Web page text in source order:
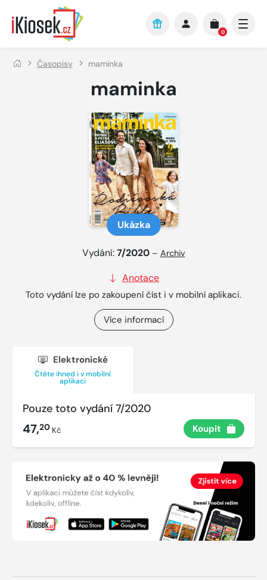
Přejít na hlavní obsah
0
Časopisy maminka
maminka
Ukázka
Vydání:7/2020 – Archiv
Anotace
Toto vydání lze po zakoupení číst i v mobilní aplikaci.
Více informací
Elektronické
Čtěte ihned i v mobilní
aplikaci
Pouze toto vydání 7/2020
47,20 Kč Koupit